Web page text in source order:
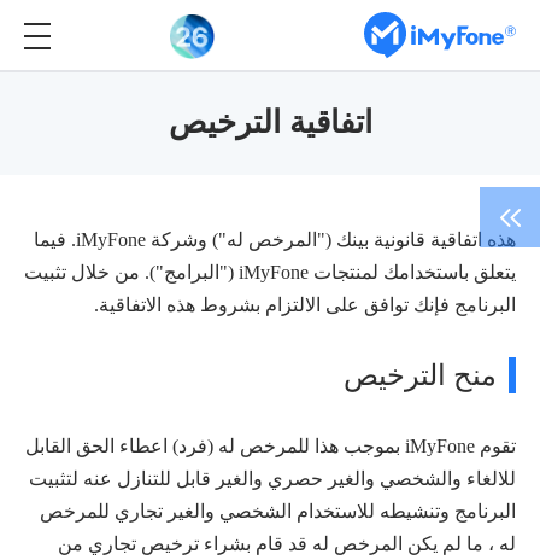
اتفاقية الترخيص
هذه اتفاقية قانونية بينك ("المرخص له") وشركة iMyFone. فيما
يتعلق باستخدامك لمنتجات iMyFone ("البرامج"). من خلال تثبيت
البرنامج فإنك توافق على الالتزام بشروط هذه الاتفاقية.
منح الترخيص
تقوم iMyFone بموجب هذا للمرخص له (فرد) اعطاء الحق القابل
للالغاء والشخصي والغير حصري والغير قابل للتنازل عنه لتثبيت
البرنامج وتنشيطه للاستخدام الشخصي والغير تجاري للمرخص
له ، ما لم يكن المرخص له قد قام بشراء ترخيص تجاري من